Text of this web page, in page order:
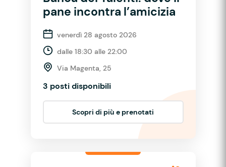
pane incontra l’amicizia
venerdì 28 agosto 2026
dalle 18:30 alle 22:00
Via Magenta, 25
3 posti disponibili
Scopri di più e prenotati